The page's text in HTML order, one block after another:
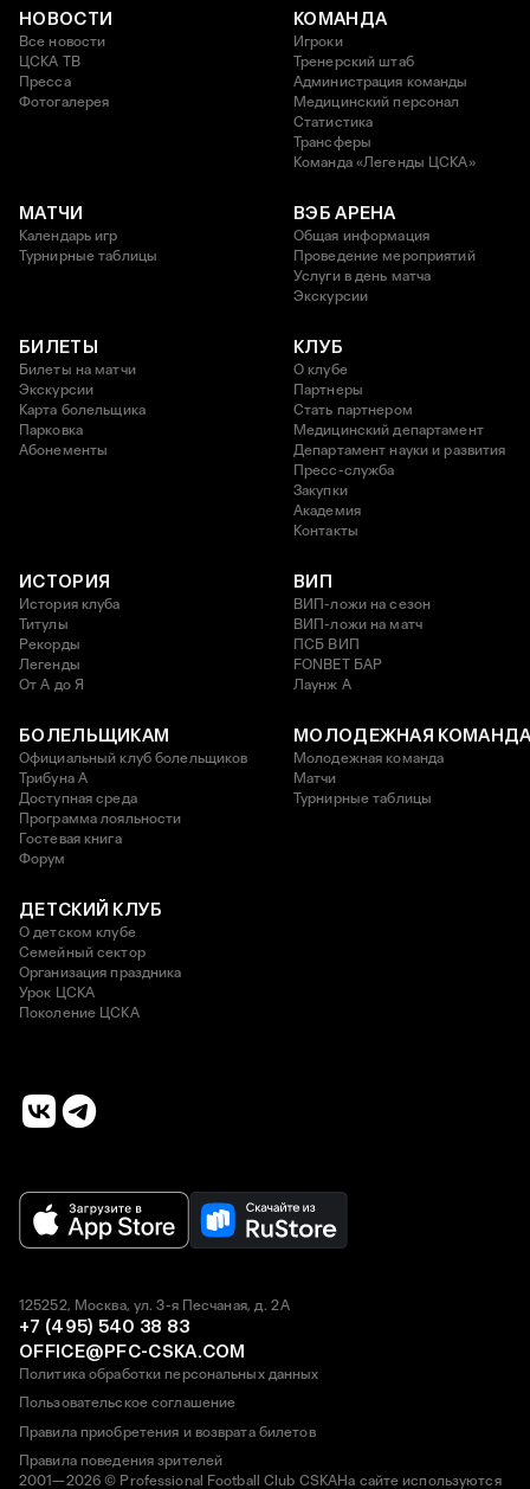
НОВОСТИ
Все новости
ЦСКА ТВ
Пресса
Фотогалерея
КОМАНДА
Игроки
Тренерский штаб
Администрация команды
Медицинский персонал
Статистика
Трансферы
Команда «Легенды ЦСКА»
МАТЧИ
Календарь игр
Турнирные таблицы
ВЭБ АРЕНА
Общая информация
Проведение мероприятий
Услуги в день матча
Экскурсии
БИЛЕТЫ
Билеты на матчи
Экскурсии
Карта болельщика
Парковка
Абонементы
КЛУБ
О клубе
Партнеры
Стать партнером
Медицинский департамент
Департамент науки и развития
Пресс-служба
Закупки
Академия
Контакты
ИСТОРИЯ
История клуба
Титулы
Рекорды
Легенды
От А до Я
ВИП
ВИП-ложи на сезон
ВИП-ложи на матч
ПСБ ВИП
FONBET БАР
Лаунж A
БОЛЕЛЬЩИКАМ
Официальный клуб болельщиков
Трибуна А
Доступная среда
Программа лояльности
Гостевая книга
Форум
МОЛОДЕЖНАЯ
Молодежная команда
Матчи
Турнирные таблицы
ДЕТСКИЙ КЛУБ
О детском клубе
Семейный сектор
Организация праздника
Урок ЦСКА
Поколение ЦСКА
2001—2026 © Professional Football Club CSKAНа сайте используются
125252, Москва, ул. 3-я Песчаная, д. 2А
+7 (495) 540 38 83
OFFICE@PFC-CSKA.COM
Политика обработки персональных данных
Пользовательское соглашение
Правила приобретения и возврата билетов
Правила поведения зрителей